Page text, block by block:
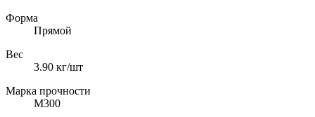
Форма
Прямой
Вес
3.90 кг/шт
Марка прочности
М300